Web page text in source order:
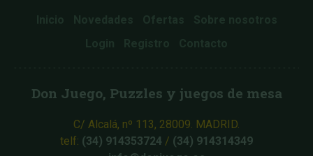
Inicio Novedades Ofertas
Sobre nosotros
Login
Registro Contacto
Don Juego, Puzzles y juegos de mesa
C/ Alcalá, nº 113, 28009. MADRID.
telf: (34) 914353724 / (34) 914314349